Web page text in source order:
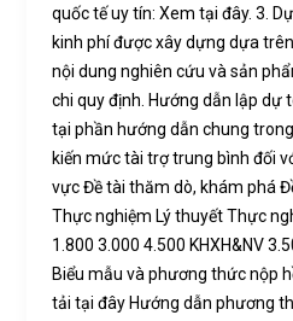
quốc tế uy tín: Xem tại đây. 3.
kinh phí được xây dựng dựa
nội dung nghiên cứu và sản
chi quy định. Hướng dẫn lập dự
tại phần hướng dẫn chung
kiến mức tài trợ trung bình đối
vực Đề tài thăm dò, khám phá
Thực nghiệm Lý thuyết Thực
1.800 3.000 4.500 KHXH&NV
Biểu mẫu và phương thức nộp
tải tại đây Hướng dẫn phương